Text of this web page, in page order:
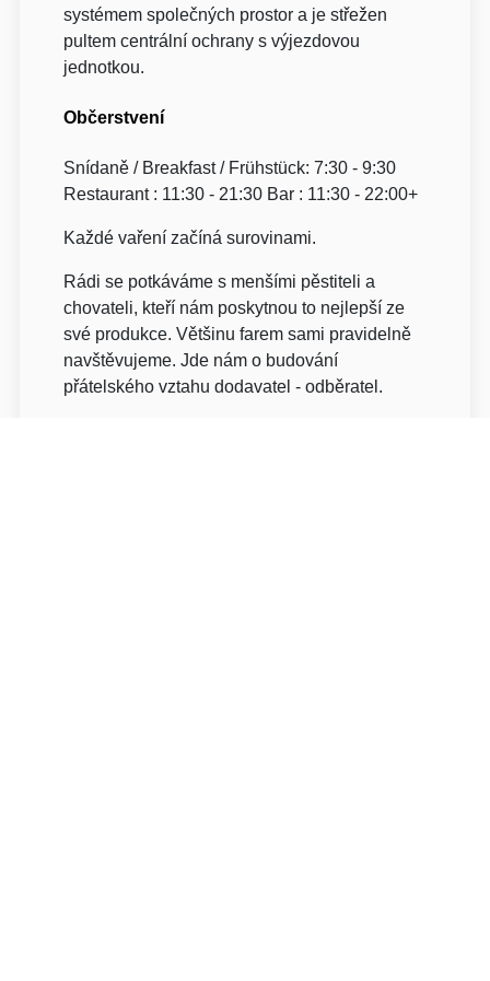
systémem společných prostor a je střežen
pultem centrální ochrany s výjezdovou
jednotkou.
Občerstvení
Snídaně / Breakfast / Frühstück: 7:30 - 9:30
Restaurant : 11:30 - 21:30 Bar : 11:30 - 22:00+
Každé vaření začíná surovinami.
Rádi se potkáváme s menšími pěstiteli a
chovateli, kteří nám poskytnou to nejlepší ze
své produkce. Většinu farem sami pravidelně
navštěvujeme. Jde nám o budování
přátelského vztahu dodavatel - odběratel.